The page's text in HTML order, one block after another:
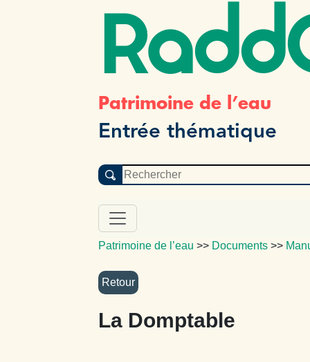
Patrimoine de l’eau
Entrée thématique
Patrimoine de l’eau >> Documents >>
La Domptable